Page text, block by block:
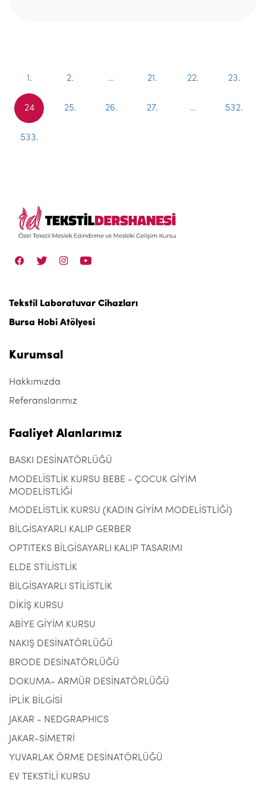
1. 2. ... 21. 22. 23.
24 25. 26. 27. ... 532.
533.
Tekstil Laboratuvar Cihazları
Bursa Hobi Atölyesi
Kurumsal
Hakkımızda
Referanslarımız
Faaliyet Alanlarımız
BASKI DESİNATÖRLÜĞÜ
MODELİSTLİK KURSU BEBE - ÇOCUK GİYİM
MODELİSTLİĞİ
MODELİSTLİK KURSU (KADIN GİYİM MODELİSTLİĞİ)
BİLGİSAYARLI KALIP GERBER
OPTITEKS BİLGİSAYARLI KALIP TASARIMI
ELDE STİLİSTLİK
BİLGİSAYARLI STİLİSTLİK
DİKİŞ KURSU
ABİYE GİYİM KURSU
NAKIŞ DESİNATÖRLÜĞÜ
BRODE DESİNATÖRLÜĞÜ
DOKUMA- ARMÜR DESİNATÖRLÜĞÜ
İPLİK BİLGİSİ
JAKAR - NEDGRAPHICS
JAKAR-SİMETRİ
YUVARLAK ÖRME DESİNATÖRLÜĞÜ
EV TEKSTİLİ KURSU